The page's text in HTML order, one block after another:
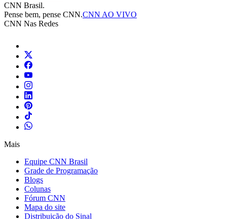
CNN Brasil.
Pense bem, pense CNN.CNN AO VIVO
CNN Nas Redes
Mais
Equipe CNN Brasil
Grade de Programação
Blogs
Colunas
Fórum CNN
Mapa do site
Distribuição do Sinal